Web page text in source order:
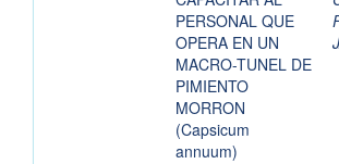
PERSONAL QUE
OPERA EN UN
MACRO-TUNEL DE
PIMIENTO
MORRON
(Capsicum
annuum)